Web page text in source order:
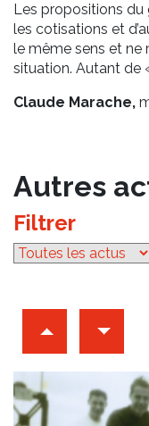
Les propositions
les cotisations et
le même sens et ne
situation. Autant de
Claude Marache,
Autres
Filtrer
Archives